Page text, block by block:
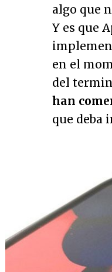
algo que
Y es que
en el
del
han
que deba